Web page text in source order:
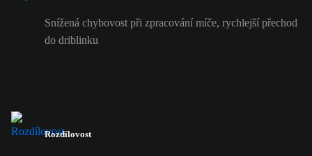
Snížená chybovost při zpracování míče, rychlejší přechod
do driblinku
Rozdílovost